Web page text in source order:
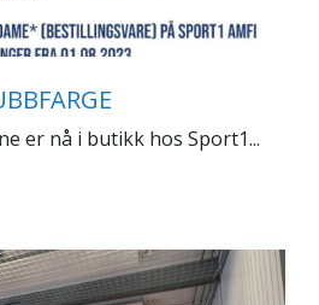
er nå i butikk hos Sport1...